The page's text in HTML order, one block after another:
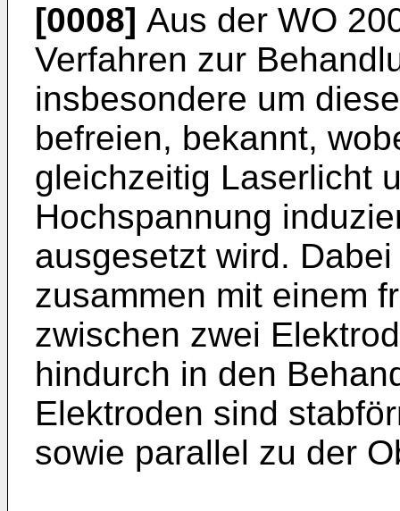
[0008] Aus der WO
Verfahren zur
insbesondere um
befreien, bekannt,
gleichzeitig Laserlicht
Hochspannung
ausgesetzt wird.
zusammen mit einem
zwischen zwei
hindurch in den
Elektroden sind
sowie parallel zu der